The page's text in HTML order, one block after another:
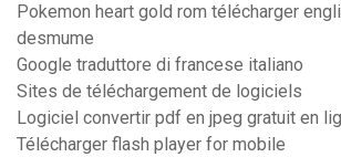
Pokemon heart gold rom télécharger
desmume
Google traduttore di francese italiano
Sites de téléchargement de logiciels
Logiciel convertir pdf en jpeg gratuit en
Télécharger flash player for mobile